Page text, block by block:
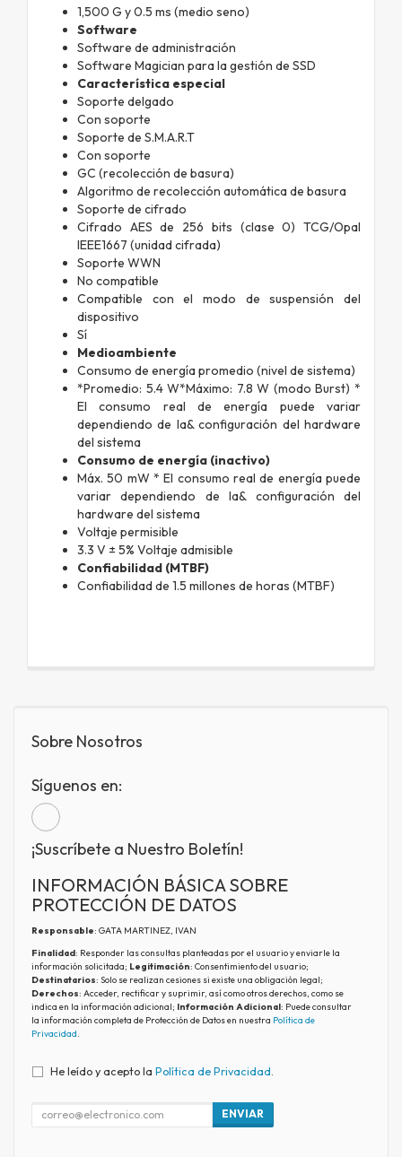
1,500 G y 0.5 ms (medio seno)
Software
Software de administración
Software Magician para la gestión de SSD
Característica especial
Soporte delgado
Con soporte
Soporte de S.M.A.R.T
Con soporte
GC (recolección de basura)
Algoritmo de recolección automática de basura
Soporte de cifrado
Cifrado AES de 256 bits (clase 0) TCG/Opal
IEEE1667 (unidad cifrada)
Soporte WWN
No compatible
Compatible con el modo de suspensión del
dispositivo
Sí
Medioambiente
Consumo de energía promedio (nivel de sistema)
*Promedio: 5.4 W*Máximo: 7.8 W (modo Burst) *
El consumo real de energía puede variar
dependiendo de la& configuración del hardware
del sistema
Consumo de energía (inactivo)
Máx. 50 mW * El consumo real de energía puede
variar dependiendo de la& configuración del
hardware del sistema
Voltaje permisible
3.3 V ± 5% Voltaje admisible
Confiabilidad (MTBF)
Confiabilidad de 1.5 millones de horas (MTBF)
Sobre Nosotros
Síguenos en:
¡Suscríbete a Nuestro Boletín!
INFORMACIÓN BÁSICA SOBRE
PROTECCIÓN DE DATOS
Responsable: GATA MARTINEZ, IVAN
Finalidad: Responder las consultas planteadas por el usuario y enviarle la
información solicitada; Legitimación: Consentimiento del usuario;
Destinatarios: Solo se realizan cesiones si existe una obligación legal;
Derechos: Acceder, rectificar y suprimir, así como otros derechos, como se
indica en la información adicional; Información Adicional: Puede consultar
la información completa de Protección de Datos en nuestra Política de
Privacidad.
He leído y acepto la Política de Privacidad
ENVIAR